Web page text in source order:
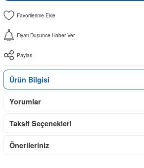
Fiyatı Düşünce Haber Ver
Paylaş
Ürün Bilgisi
Yorumlar
Taksit Seçenekleri
Önerileriniz